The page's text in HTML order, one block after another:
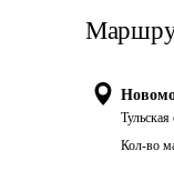
Тульская
Кол-во